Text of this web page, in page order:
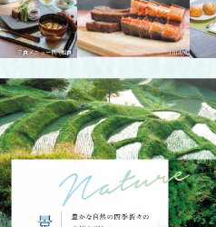
ニュー例 (和食) image